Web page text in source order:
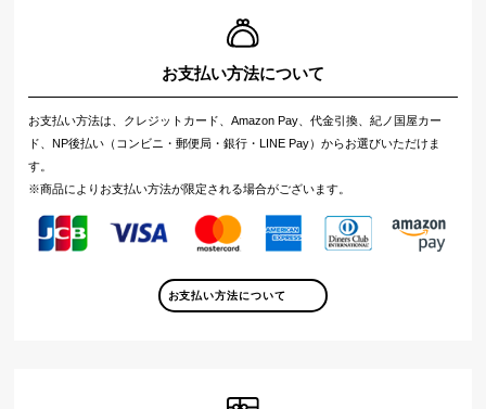
お支払い方法について
お支払い方法は、クレジットカード、Amazon Pay、代金引換、紀ノ国屋カー
ド、NP後払い（コンビニ・郵便局・銀行・LINE Pay）からお選びいただけま
す。
※商品によりお支払い方法が限定される場合がございます。
お支払い方法について